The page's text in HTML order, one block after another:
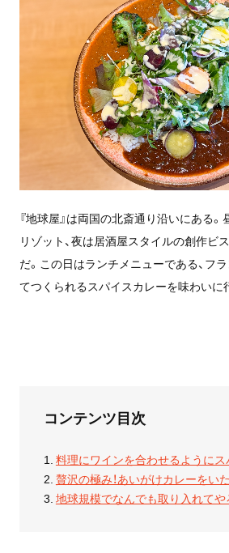
『地球屋』は両国の北斎通り沿いにある
リゾット、夜は居酒屋スタイルの創作ビ
だ。この日はランチメニューである、フ
てつくられるスパイスカレーを味わいに
コンテンツ目次
料理にワインを合わせるように
贅沢の極み！あいがけカレーをい
地球規模でなんでも取り入れてや